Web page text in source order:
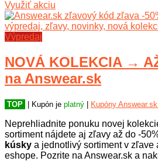
Využiť akciu
Výpredaj
NOVÁ KOLEKCIA →
na Answear.sk
TOP | Kupón je platný Kupóny
Neprehliadnite ponuku novej
sortiment nájdete aj zľavy až do -
kúsky a jednotlivý sortiment v zľave
eshope. Pozrite na Answear.sk a